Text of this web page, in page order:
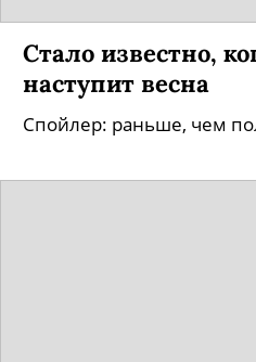
Стало известно,
наступит весна
Спойлер: раньше, чем